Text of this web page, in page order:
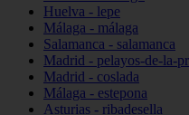
Huelva - lepe
Málaga - málaga
Salamanca - salamanca
Madrid - pelayos-de-la-
Madrid - coslada
Málaga - estepona
Asturias - ribadesella